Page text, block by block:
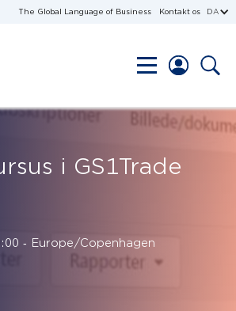
The Global Language of Business Kontakt os DA
i GS1Trade
‐ Europe/Copenhagen